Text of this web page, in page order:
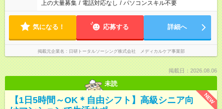
上の大量募集 / 電話対応なし / パソコンスキル不要
気になる！ 応募する 詳細へ
掲載元企業名 日研トータルソーシング株式会社 メディカルケア事業部
掲載日：2026.08.06
未読
NEW
【1日5時間～OK＊自由シフト】高級シニア向